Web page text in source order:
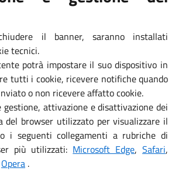
il banner, saranno installati
tecnici.
potrà impostare il suo dispositivo in
tutti i cookie, ricevere notifiche quando
o non ricevere affatto cookie.
attivazione e disattivazione dei
del browser utilizzato per visualizzare il
i seguenti collegamenti a rubriche di
più utilizzati: Microsoft Edge,Safari,
Opera .